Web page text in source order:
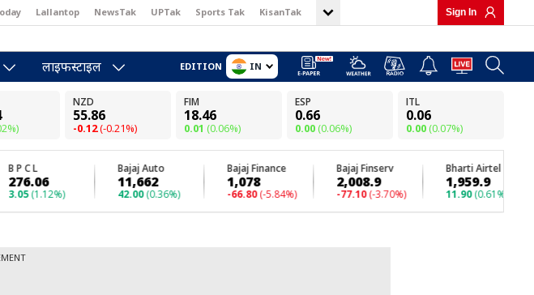
Lallantop NewsTak UPTak Sports Tak KisanTak Sign In
लाइफस्टाइल EDITION IN